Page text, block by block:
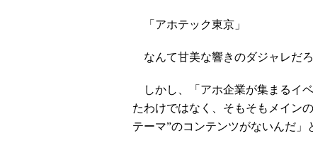
「アホテック東京」
なんて甘美な響きのダジャレだ
しかし、「アホ企業が集まるイ
たわけではなく、そもそもメイン
テーマ”のコンテンツがないんだ」